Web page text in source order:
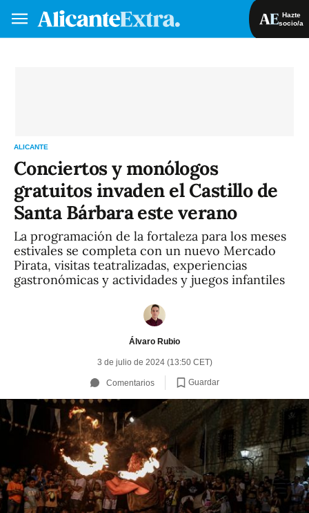
Hazte
socio/a
ALICANTE
Conciertos y monólogos
gratuitos invaden el Castillo de
Santa Bárbara este verano
La programación de la fortaleza para los meses
estivales se completa con un nuevo Mercado
Pirata, visitas teatralizadas, experiencias
gastronómicas y actividades y juegos infantiles
Álvaro Rubio
3 de julio de 2024 (13:50 CET)
Comentarios Guardar